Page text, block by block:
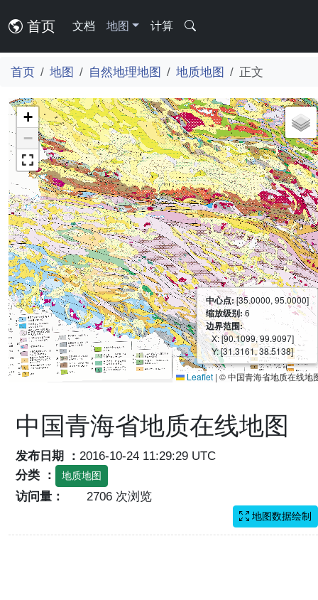
首页 文档 地图 计算
首页 地图 自然地理地图 地质地图 正文
+
−
中心点:[35.0000, 95.0000]
缩放级别:6
边界范围:
X: [90.1099, 99.9097]
Y: [31.3161, 38.5138]
Leaflet | © 中国青海省地质在线地
中国青海省地质在线地图
发布日期 ： 2016-10-24 11:29:29 UTC
分类 ：
地质地图
访问量： 2706 次浏览
地图数据绘制